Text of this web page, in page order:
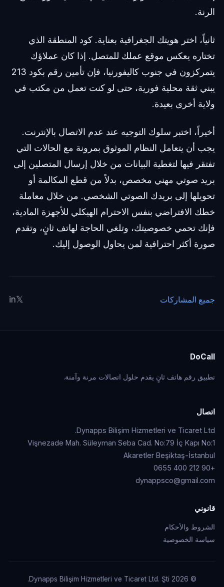
الرنة.
ثانياً، اختر هويتك الجغرافية بعناية. كود المنطقة الذي
تختاره يعكس موقع عملك للمتصل. إذا كان عملاؤك
يتمركزون في جنوب كاليفورنيا، فإن تأمين رقم بكود 213
يبني ثقة محلية فورية، حتى لو كنت تعمل من مكتب في
ولاية أخرى بعيدة.
أخيراً، اختبر سلوك التوجيه عند عدم الاتصال بالإنترنت.
يجب أن يتعامل النظام الموثوق بمرونة مع الحالات التي
تفتقر فيها لتغطية البيانات من خلال إرسال المتصلين إلى
بريد صوتي مهني مخصص، بدلاً من قطع المكالمة أو
تحويلها إلى بريدك الصوتي الشخصي. من خلال معاملة
خطك الافتراضي بنفس الاحترام الهيكلي للأجهزة المادية،
فإنك تحمي خصوصيتك، وتلغي الحاجة لهاتف ثانٍ، وتقدم
صورة أكثر احترافية لمن يحاول الوصول إليك.
جميع المشاركات 𝕏
in
DoCall
تطبيق رقم هاتف ثانٍ يقدم حلول اتصالات مرنة وآمنة.
اتصال
Dynapps Bilişim Hizmetleri ve Ticaret Ltd.
Vişnezade Mah. Süleyman Seba Cad. No:79 İç Kapı No:1
Akaretler Beşiktaş-İstanbul
+90 212 400 0655
dynappsco@gmail.com
قانوني
الشروط والأحكام
سياسة الخصوصية
© 2026 Dynapps Bilişim Hizmetleri ve Ticaret Ltd. Şti.